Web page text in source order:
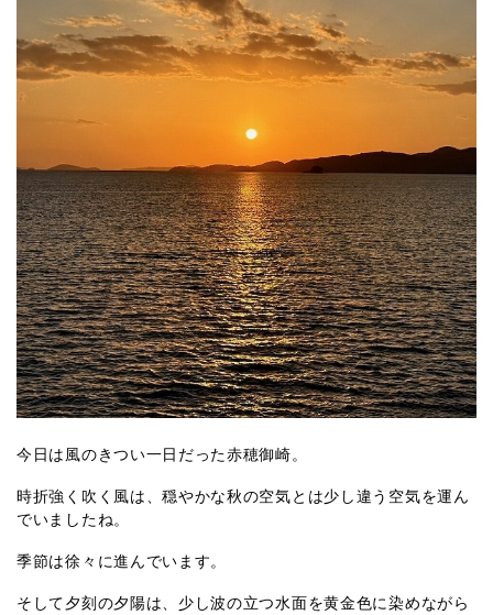
今日は風のきつい一日だった赤穂御崎。
時折強く吹く風は、穏やかな秋の空気とは少し違う空気を運ん
でいましたね。
季節は徐々に進んでいます。
そして夕刻の夕陽は、少し波の立つ水面を黄金色に染めながら